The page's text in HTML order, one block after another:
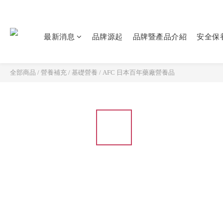
最新消息 品牌源起 品牌暨產品介紹 安全保
全部商品 / 營養補充 / 基礎營養 / AFC 日本百年藥廠營養品